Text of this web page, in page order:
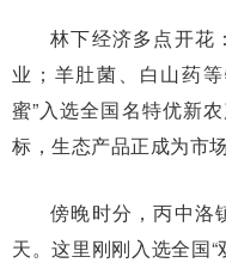
林下经济多点开花
业；羊肚菌、白山药
蜜”入选全国名特优新
标，生态产品正成为市场
傍晚时分，丙中洛
天。这里刚刚入选全国